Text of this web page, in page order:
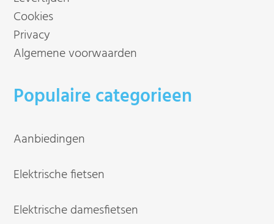
Cookies
Privacy
Algemene voorwaarden
Populaire categorieen
Aanbiedingen
Elektrische fietsen
Elektrische damesfietsen